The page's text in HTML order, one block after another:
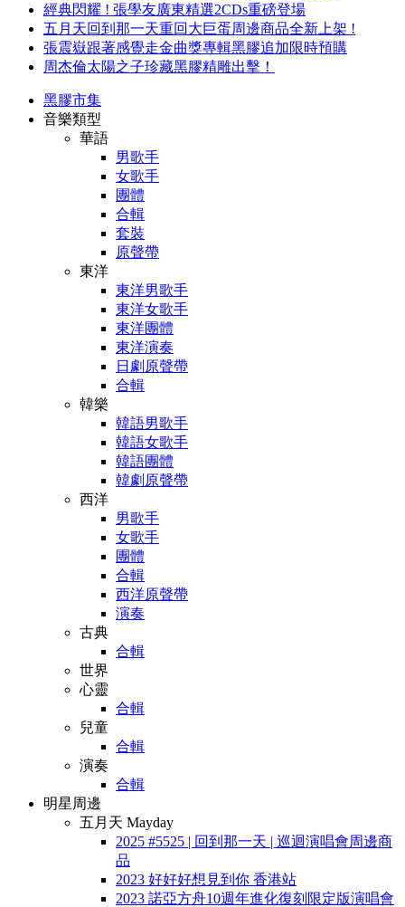
經典閃耀 ! 張學友廣東精選2CDs重磅登場
五月天回到那一天重回大巨蛋周邊商品全新上架 !
張震嶽跟著感覺走金曲獎專輯黑膠追加限時預購
周杰倫太陽之子珍藏黑膠精雕出擊！
黑膠市集
音樂類型
華語
男歌手
女歌手
團體
合輯
套裝
原聲帶
東洋
東洋男歌手
東洋女歌手
東洋團體
東洋演奏
日劇原聲帶
合輯
韓樂
韓語男歌手
韓語女歌手
韓語團體
韓劇原聲帶
西洋
男歌手
女歌手
團體
合輯
西洋原聲帶
演奏
古典
合輯
世界
心靈
合輯
兒童
合輯
演奏
合輯
明星周邊
五月天 Mayday
2025 #5525 | 回到那一天 | 巡迴演唱會周邊商
品
2023 好好好想見到你 香港站
2023 諾亞方舟10週年進化復刻限定版演唱會